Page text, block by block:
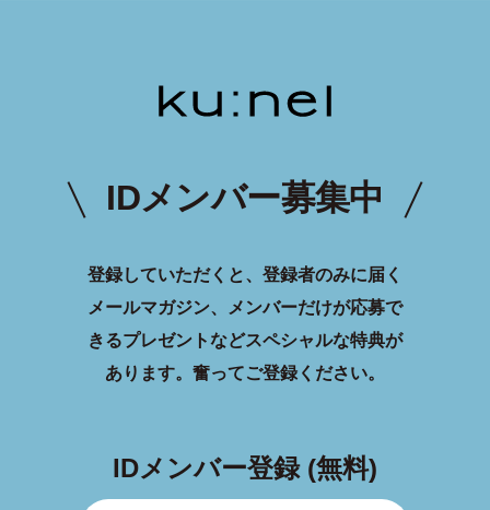
IDメンバー募集中
登録していただくと、登録者のみに届く
メールマガジン、メンバーだけが応募で
きるプレゼントなどスペシャルな特典が
あります。 奮ってご登録ください。
IDメンバー登録 (無料)